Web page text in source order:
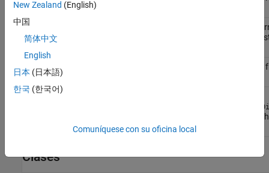
Simulink.restoreDiagnostic
Restore diagnostic
a specific block,
Simulink.suppressDiagnostic
Suppress a diagnostic
Simulink.getSuppressedDiagnostics
objects associated
subsystem, or model
Clases
New Zealand (English)
中国
简体中文
English
日本 (日本語)
한국 (한국어)
Comuníquese con su oficina local